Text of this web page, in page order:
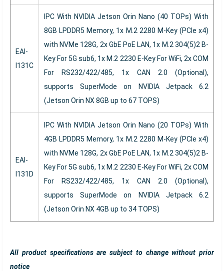
EAI-
I131C
IPC With NVIDIA Jetson Orin Nano (40 TOPs) With
8GB LPDDR5 Memory, 1x M.2 2280 M-Key (PCIe x4)
with NVMe 128G, 2x GbE PoE LAN, 1x M.2 304(5)2 B-
Key For 5G sub6, 1x M.2 2230 E-Key For WiFi, 2x COM
For RS232/422/485, 1x CAN 2.0 (Optional),
supports SuperMode on NVIDIA Jetpack 6.2
(Jetson Orin NX 8GB up to 67 TOPS)
EAI-
I131D
IPC With NVIDIA Jetson Orin Nano (20 TOPs) With
4GB LPDDR5 Memory, 1x M.2 2280 M-Key (PCIe x4)
with NVMe 128G, 2x GbE PoE LAN, 1x M.2 304(5)2 B-
Key For 5G sub6, 1x M.2 2230 E-Key For WiFi, 2x COM
For RS232/422/485, 1x CAN 2.0 (Optional),
supports SuperMode on NVIDIA Jetpack 6.2
(Jetson Orin NX 4GB up to 34 TOPS)
All product specifications are subject to change without prior
notice